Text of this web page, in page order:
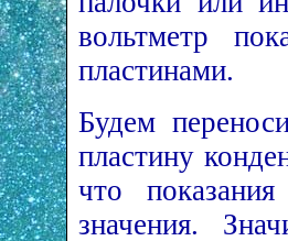
вольтметр
пластинами.
Будем
пластину
что
значения.